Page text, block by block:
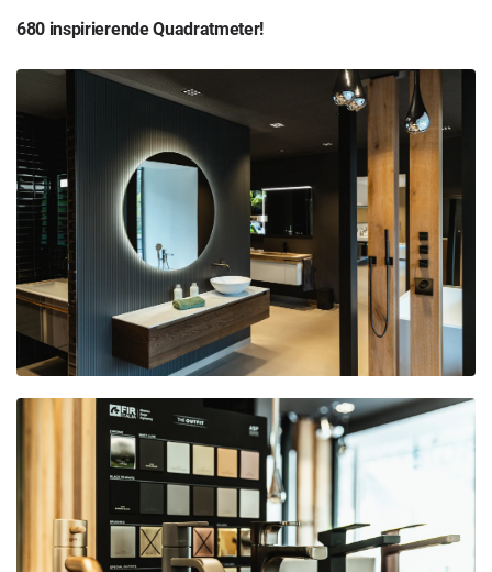
680 inspirierende Quadratmeter!